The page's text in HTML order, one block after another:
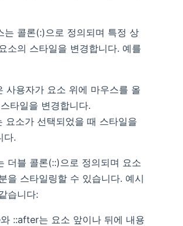
는 콜론(:)으로 정의되며 특정 상
소의 스타일을 변경합니다. 예를
사용자가 요소 위에 마우스를 올
타일을 변경합니다.
요소가 선택되었을 때 스타일을
다.
더블 콜론(::)으로 정의되며 요소
을 스타일링할 수 있습니다. 예시
습니다:
::after는 요소 앞이나 뒤에 내용